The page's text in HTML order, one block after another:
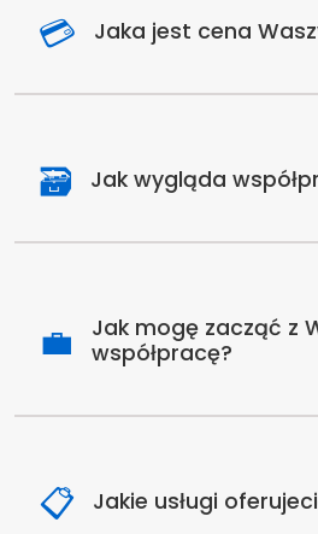
💳 Jaka jest cena
🗃️ Jak wygląda
💼
Jak mogę zacząć z
współpracę?
📋 Jakie usługi